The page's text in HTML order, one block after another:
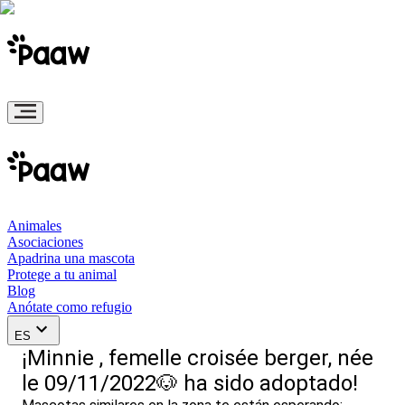
Animales
Asociaciones
Apadrina una mascota
Protege a tu animal
Blog
Anótate como refugio
ES
¡Minnie , femelle croisée berger, née
le 09/11/2022🐶 ha sido adoptado!